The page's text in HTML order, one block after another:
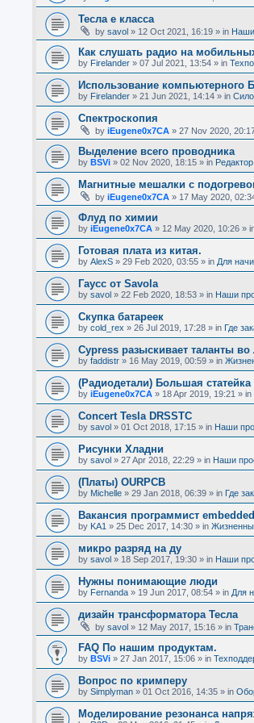
Тесла е класса
by savol » 12 Oct 2021, 16:19 » in
Как слушать радио на
by Firelander » 07 Jul 2021, 13:54 » in
Использование компьютерного
by Firelander » 21 Jun 2021, 14:14 » in
Спектроскопия
by iEugene0x7CA » 27 Nov 2020,
Выделение всего проводника
by BSVi » 02 Nov 2020, 18:15 » in
Магнитные мешалки с
by iEugene0x7CA » 17 May 2020,
Флуд по химии
by iEugene0x7CA » 12 May 2020, 10:26 »
Готовая плата из китая.
by AlexS » 29 Feb 2020, 03:55 » in Для
Гаусс от Savola
by savol » 22 Feb 2020, 18:53 » in Наши
Скупка батареек
by cold_rex » 26 Jul 2019, 17:28 » in Где
Cypress разыскивает таланты
by faddistr » 16 May 2019, 00:59 » in
(Радиодетали) Большая
by iEugene0x7CA » 18 Apr 2019, 19:21 » in
Concert Tesla DRSSTC
by savol » 01 Oct 2018, 17:15 » in Наши
Рисунки Хладни
by savol » 27 Apr 2018, 22:29 » in Наши
(Платы) OURPCB
by Michelle » 29 Jan 2018, 06:39 » in Где
Вакансия программист
by KA1 » 25 Dec 2017, 14:30 » in
микро разряд на ду
by savol » 18 Sep 2017, 19:30 » in Наши
Нужны понимающие люди
by Fernanda » 19 Jun 2017, 08:54 » in Для
дизайн трансформатора Тесла
by savol » 12 May 2017, 15:16 » in
FAQ По нашим продуктам.
by BSVi » 27 Jan 2017, 15:06 » in
Вопрос по кримперу
by Simplyman » 01 Oct 2016, 14:35 » in
Моделирование резонанса